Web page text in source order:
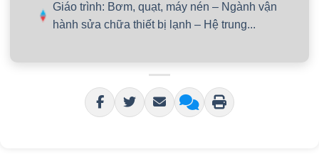
Giáo trình: Bơm, quạt, máy nén – Ngành vận
hành sửa chữa thiết bị lạnh – Hệ trung...